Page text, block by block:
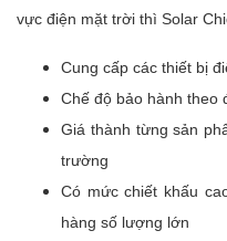
vực điện mặt trời thì Solar
Cung cấp các thiết bị
Chế độ bảo hành theo
Giá thành từng sản
trường
Có mức chiết khấu
hàng số lượng lớn